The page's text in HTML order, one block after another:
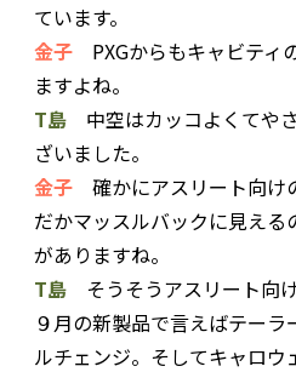
ています。
金子 PXGからもキャビティ
ますよね。
T島 中空はカッコよくてや
ざいました。
金子 確かにアスリート向け
だかマッスルバックに見え
がありますね。
T島 そうそうアスリート向
９月の新製品で言えばテー
ルチェンジ。そしてキャロウ